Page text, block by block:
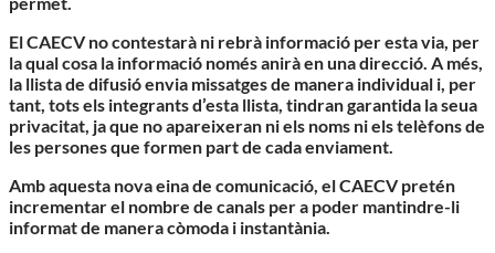
El CAECV no contestarà ni rebrà informació per esta via, per
la qual cosa la informació només anirà en una direcció. A més,
la llista de difusió envia missatges de manera individual i, per
tant, tots els integrants d’esta llista, tindran garantida la seua
privacitat, ja que no apareixeran ni els noms ni els telèfons de
les persones que formen part de cada enviament.
Amb aquesta nova eina de comunicació, el CAECV pretén
incrementar el nombre de canals per a poder mantindre-li
informat de manera còmoda i instantània.